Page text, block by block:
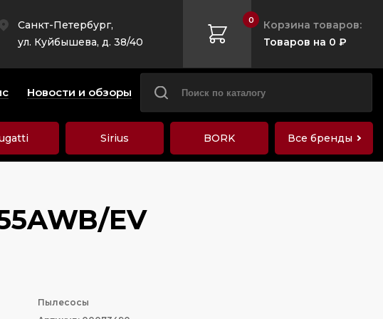
Санкт-Петербург,
ул. Куйбышева, д. 38/40
0
Корзина товаров:
Товаров на 0 ₽
Новости и обзоры
Sirius BORK Все бренды
EV
Пылесосы